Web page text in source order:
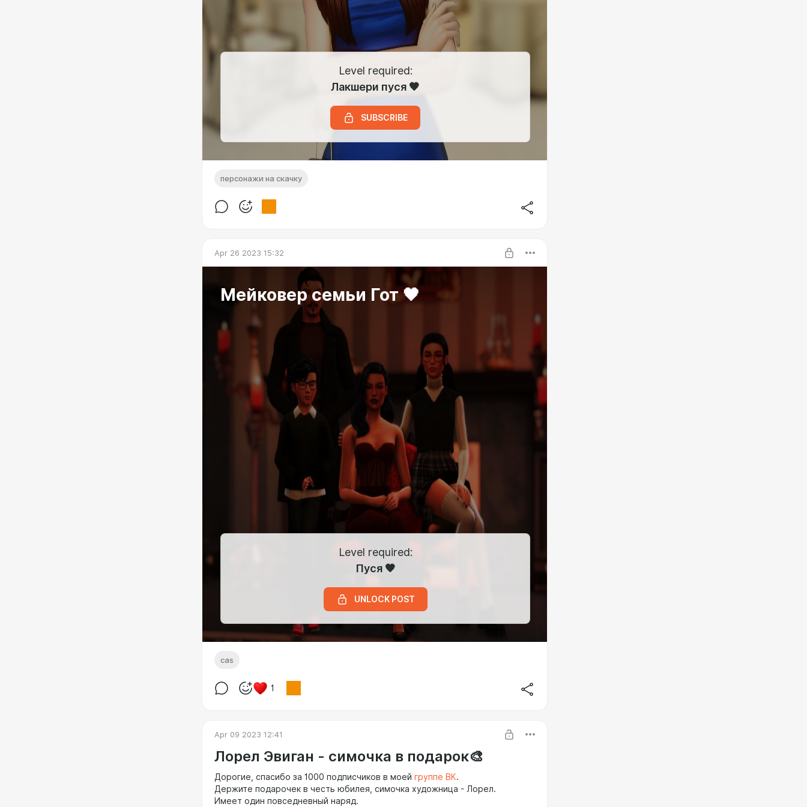
Level required:
Лакшери пуся 🧡
SUBSCRIBE
персонажи на скачку
Apr 26 2023 15:32
Мейковер семьи Гот 🖤
Level required:
Пуся 🧡
UNLOCK POST
cas
1
Apr 09 2023 12:41
Лорел Эвиган - симочка в подарок🎨
Дорогие, спасибо за 1000 подписчиков в моей группе ВК.
Держите подарочек в честь юбилея, симочка художница - Лорел.
Имеет один повседневный наряд.